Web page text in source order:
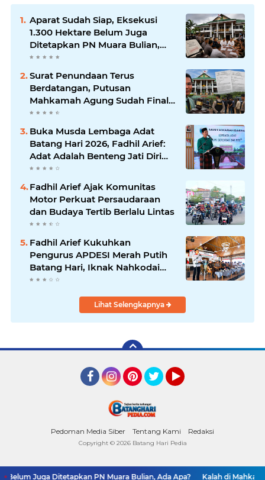
Aparat Sudah Siap, Eksekusi
1.300 Hektare Belum Juga
Ditetapkan PN Muara Bulian,
Ada Apa?
Surat Penundaan Terus
Berdatangan, Putusan
Mahkamah Agung Sudah Final,
Mengapa Eksekusi Belum
Dilaksanakan?
Buka Musda Lembaga Adat
Batang Hari 2026, Fadhil Arief:
Adat Adalah Benteng Jati Diri
Generasi Muda
Fadhil Arief Ajak Komunitas
Motor Perkuat Persaudaraan
dan Budaya Tertib Berlalu Lintas
Fadhil Arief Kukuhkan
Pengurus APDESI Merah Putih
Batang Hari, Iknak Nahkodai
Periode 2026–2031
Lihat Selengkapnya
Pedoman Media Siber Tentang Kami Redaksi
Juga Ditetapkan PN Muara Bulian, Ada Apa? Kalah di
Copyright © 2026 Batang Hari Pedia